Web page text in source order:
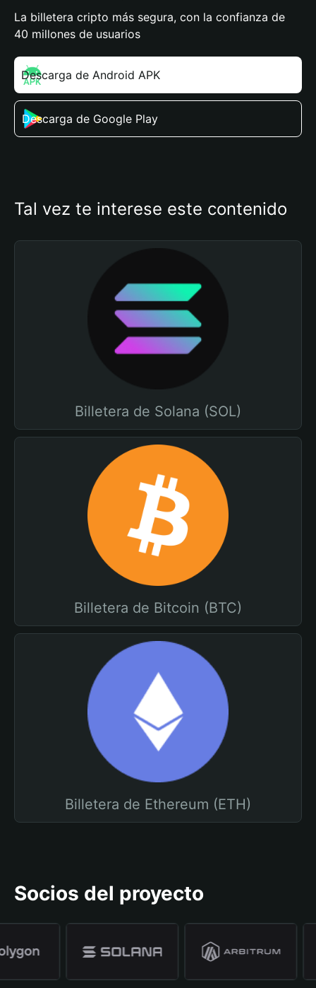
La billetera cripto más segura, con la confianza de
40 millones de usuarios
Descarga de Android APK
Descarga de Google Play
Tal vez te interese este contenido
Billetera de Solana (SOL)
Billetera de Bitcoin (BTC)
Billetera de Ethereum (ETH)
Socios del proyecto